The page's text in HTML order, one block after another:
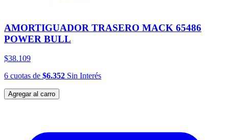
AMORTIGUADOR TRASERO MACK 65486
POWER BULL
$38.109
6 cuotas de $6.352 Sin Interés
Agregar al carro